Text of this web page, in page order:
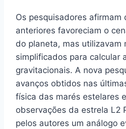
Os pesquisadores afirmam
anteriores favoreciam o
do planeta, mas utilizavam
simplificados para calcular
gravitacionais. A nova
avanços obtidos nas
física das marés estelares
observações da estrela L2
pelos autores um análogo